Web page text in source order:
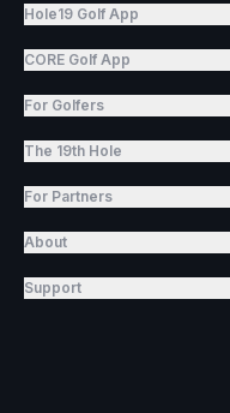
Hole19 Golf App
CORE Golf App
For Golfers
The 19th Hole
For Partners
About
Support